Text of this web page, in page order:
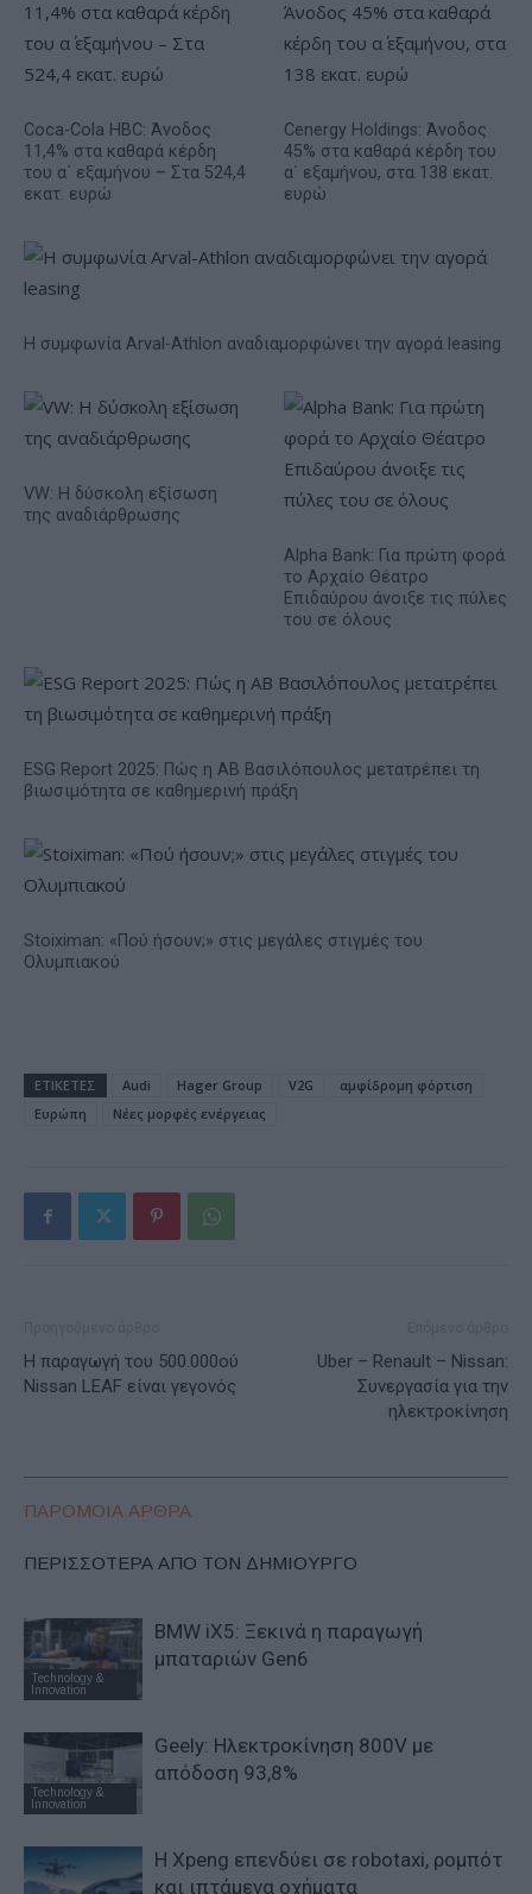
Coca-Cola HBC: Άνοδος
11,4% στα καθαρά κέρδη
του α΄ εξαμήνου – Στα 524,4
εκατ. ευρώ
Cenergy Holdings: Άνοδος
45% στα καθαρά κέρδη του
α΄ εξαμήνου, στα 138 εκατ.
ευρώ
Η συμφωνία Arval-Athlon αναδιαμορφώνει την αγορά leasing
VW: Η δύσκολη εξίσωση
της αναδιάρθρωσης
Alpha Bank: Για πρώτη φορά
το Αρχαίο Θέατρο
Επιδαύρου άνοιξε τις πύλες
του σε όλους
ESG Report 2025: Πώς η ΑΒ Βασιλόπουλος μετατρέπει τη
βιωσιμότητα σε καθημερινή πράξη
Stoiximan: «Πού ήσουν;» στις μεγάλες στιγμές του
Ολυμπιακού
ΕΤΙΚΕΤΕΣ Audi Hager Group V2G
αμφίδρομη φόρτιση
Ευρώπη
Νέες μορφές ενέργειας
Η παραγωγή του 500.000ού
Nissan LEAF είναι γεγονός
Uber – Renault – Nissan:
Συνεργασία για την
ηλεκτροκίνηση
ΠΑΡΟΜΟΙΑ ΑΡΘΡΑ
ΠΕΡΙΣΣΟΤΕΡΑ ΑΠΟ ΤΟΝ ΔΗΜΙΟΥΡΓΟ
Technology &
Innovation
BMW iX5: Ξεκινά η παραγωγή
μπαταριών Gen6
Technology &
Innovation
Geely: Ηλεκτροκίνηση 800V με
απόδοση 93,8%
Η Xpeng επενδύει σε robotaxi, ρομπότ
και ιπτάμενα οχήματα